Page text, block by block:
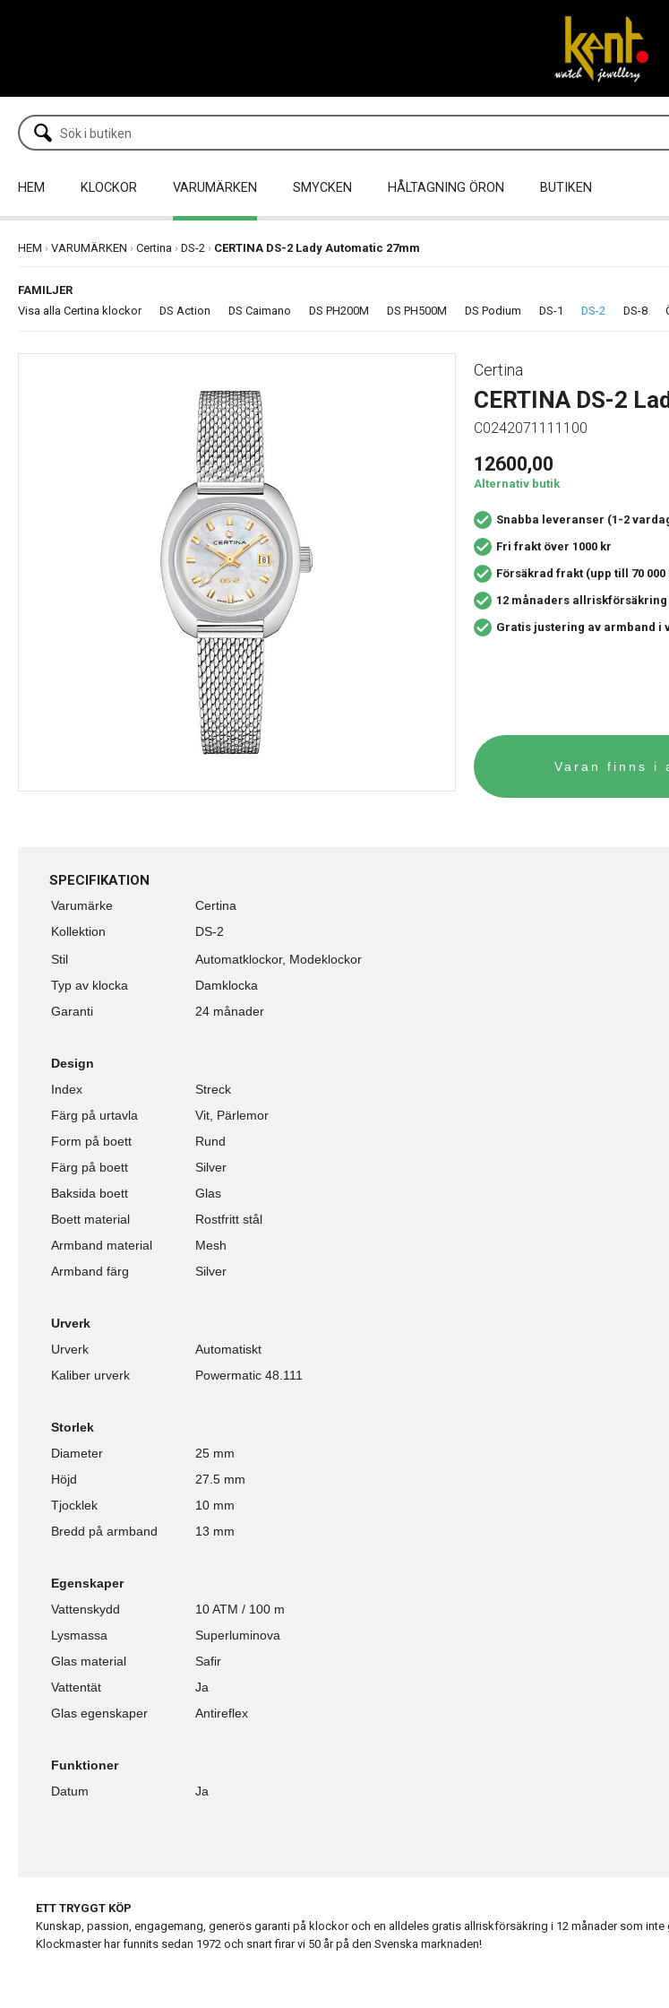
HEM KLOCKOR VARUMÄRKEN SMYCKEN HÅLTAGNING ÖRON BUTIKEN
HEM › VARUMÄRKEN › Certina › DS-2 › CERTINA DS-2 Lady Automatic 27mm
FAMILJER
Visa alla Certina klockor
DS Action DS Caimano DS PH200M DS PH500M DS Podium DS-1 DS-2 DS-8
Certina
CERTINA DS-2
C0242071111100
12600,00
Alternativ butik
Snabba leveranser (1-2
Fri frakt över 1000 kr
Försäkrad frakt (upp till 70 000
12 månaders allriskförsäkring
Gratis justering av armband i
SPECIFIKATION
Varumärke
Certina
Kollektion
DS-2
Stil
Automatklockor, Modeklockor
Typ av klocka
Damklocka
Garanti
24 månader
Design
Index
Streck
Färg på urtavla
Vit, Pärlemor
Form på boett
Rund
Färg på boett
Silver
Baksida boett
Glas
Boett material
Rostfritt stål
Armband material
Mesh
Armband färg
Silver
Urverk
Urverk
Automatiskt
Kaliber urverk
Powermatic 48.111
Storlek
Diameter
25 mm
Höjd
27.5 mm
Tjocklek
10 mm
Bredd på armband
13 mm
Egenskaper
Vattenskydd
10 ATM / 100 m
Lysmassa
Superluminova
Glas material
Safir
Vattentät
Ja
Glas egenskaper
Antireflex
Funktioner
Datum
Ja
ETT TRYGGT KÖP
Kunskap, passion, engagemang, generös garanti på klockor och en alldeles gratis allriskförsäkring i 12 månader som
Klockmaster har funnits sedan 1972 och snart firar vi 50 år på den Svenska marknaden!